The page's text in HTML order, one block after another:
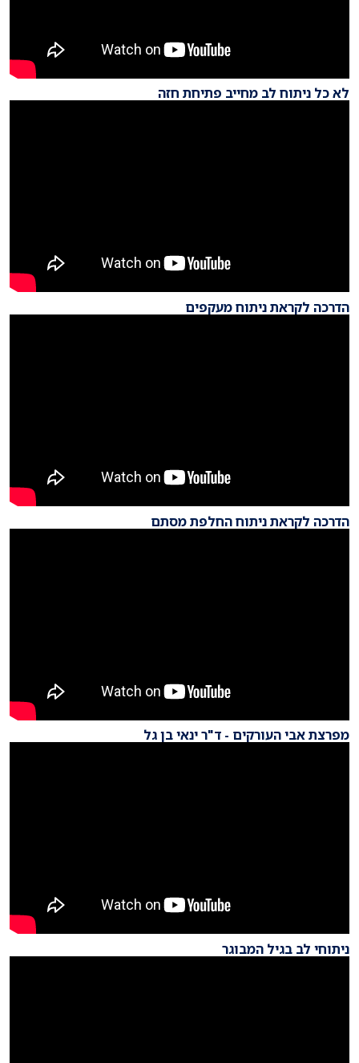
לא כל ניתוח לב מחייב פתיחת חזה
הדרכה לקראת ניתוח מעקפים
הדרכה לקראת ניתוח החלפת מסתם
מפרצת אבי העורקים - ד"ר ינאי בן גל
ניתוחי לב בגיל המבוגר